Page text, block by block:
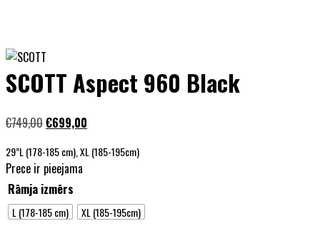
SCOTT Aspect 960 Black
€749,00Sākotnējā
bija:
€749,00.
€699,00
ir:
29”L (178-185 cm), XL (185-195cm)
Prece ir pieejama
Rāmja izmērs
L (178-185 cm) XL (185-195cm)